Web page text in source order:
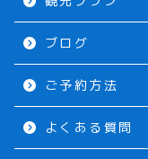
ブログ
ご予約方法
よくある質問